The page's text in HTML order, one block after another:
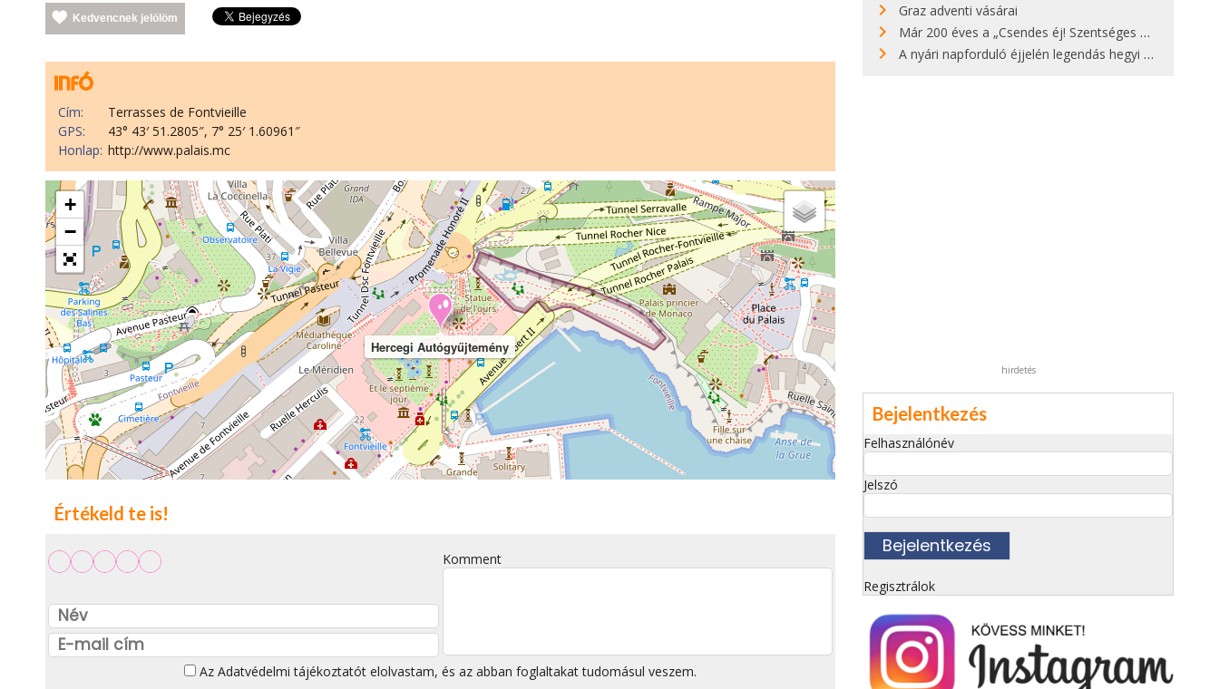
Kedvencnek jelölöm
Cím:
Terrasses de Fontvieille
GPS:
43° 43′ 51.2805″, 7° 25′ 1.60961″
Honlap: http://www.palais.mc
Hercegi Autógyűjtemény
+
−
Értékeld te is!
Komment
Az Adatvédelmi tájékoztatót elolvastam, és az abban foglaltakat tudomásul veszem.
Graz adventi vásárai
Már 200 éves a „Csendes éj! Szentséges éj!”
A nyári napforduló éjjelén legendás hegyi tüzek világítják meg Zugspitzét
hirdetés
Bejelentkezés
Felhasználónév
Jelszó
Regisztrálok